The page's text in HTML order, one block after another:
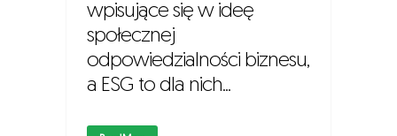
wpisujące się w ideę
społecznej
odpowiedzialności biznesu,
a ESG to dla nich...